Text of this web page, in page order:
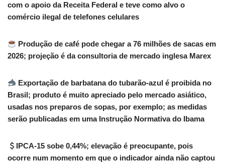
com o apoio da Receita Federal e teve como alvo o
comércio ilegal de telefones celulares
Produção de café pode chegar a 76 milhões de sacas em
2026; projeção é da consultoria de mercado inglesa Marex
Exportação de barbatana do tubarão-azul é proibida no
Brasil; produto é muito apreciado pelo mercado asiático,
usadas nos preparos de sopas, por exemplo; as medidas
serão publicadas em uma Instrução Normativa do Ibama
IPCA-15 sobe 0,44%; elevação é preocupante, pois
ocorre num momento em que o indicador ainda não captou